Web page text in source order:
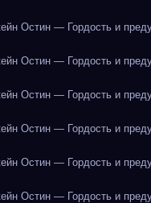
Остин — Гордость и
Остин — Гордость и
Остин — Гордость и
Остин — Гордость и
Остин — Гордость и
Остин — Гордость и